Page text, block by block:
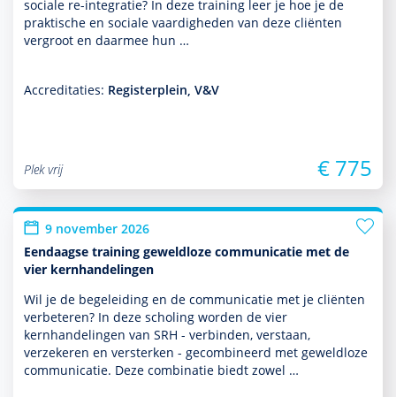
sociale re-integratie? In deze training leer je hoe je de
prak­tische en sociale vaar­dig­heden van deze cliënten
vergroot en daarmee hun …
Accreditaties: Registerplein, V&V
Plek vrij € 775
9 november 2026
Eendaagse training geweldloze communicatie met de
vier kernhandelingen
Wil je de bege­lei­ding en de com­muni­ca­tie met je cliënten
verbeteren? In deze scholing worden de vier
kernhandelingen van SRH - verbinden, verstaan,
verzekeren en versterken - gecom­bi­neerd met geweldloze
com­muni­ca­tie. Deze combinatie biedt zowel …